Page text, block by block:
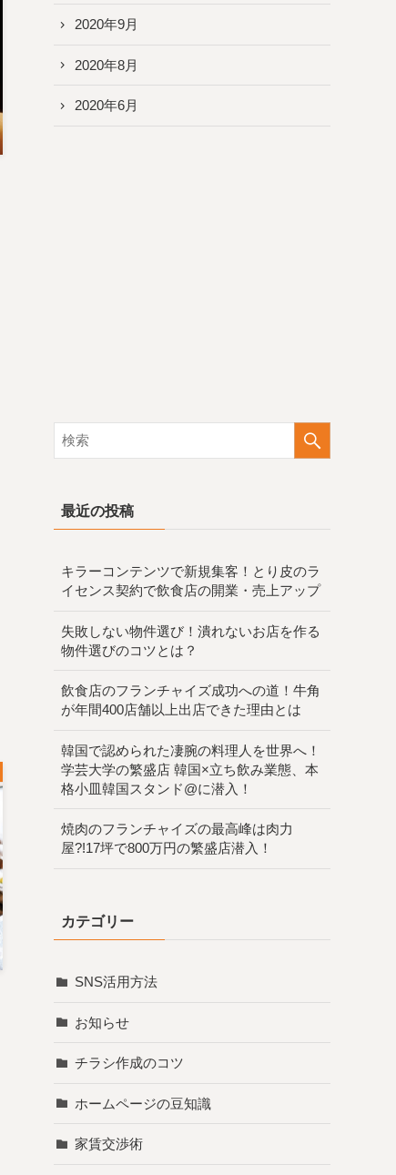
2020年9月
2020年8月
2020年6月
最近の投稿
キラーコンテンツで新規集客！とり皮のラ
イセンス契約で飲食店の開業・売上アップ
失敗しない物件選び！潰れないお店を作る
物件選びのコツとは？
飲食店のフランチャイズ成功への道！牛角
が年間400店舗以上出店できた理由とは
韓国で認められた凄腕の料理人を世界へ！
学芸大学の繁盛店 韓国×立ち飲み業態、本
格小皿韓国スタンド@に潜入！
焼肉のフランチャイズの最高峰は肉力
屋?!17坪で800万円の繁盛店潜入！
カテゴリー
SNS活用方法
お知らせ
チラシ作成のコツ
ホームページの豆知識
家賃交渉術